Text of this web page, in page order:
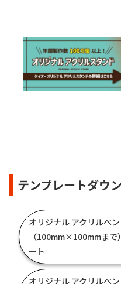
テンプレートダウ
オリジナル アクリルペ
（100mm×100mmま
ート
オリジナル アクリルペ